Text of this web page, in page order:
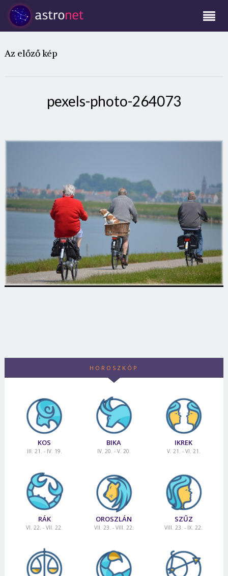
Az előző kép
pexels-photo-264073
HOROSZKÓP
KOS
III. 21. - IV. 19.
BIKA
IV. 20. - V. 20.
IKREK
V. 21. - VI. 21.
RÁK
VI. 22. - VII. 22.
OROSZLÁN
VII. 23. - VIII. 22.
SZŰZ
VIII. 23. - IX. 22.